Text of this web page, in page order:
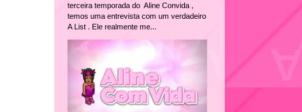
terceira temporada do Aline Convida ,
temos uma entrevista com um verdadeiro
A List . Ele realmente me...